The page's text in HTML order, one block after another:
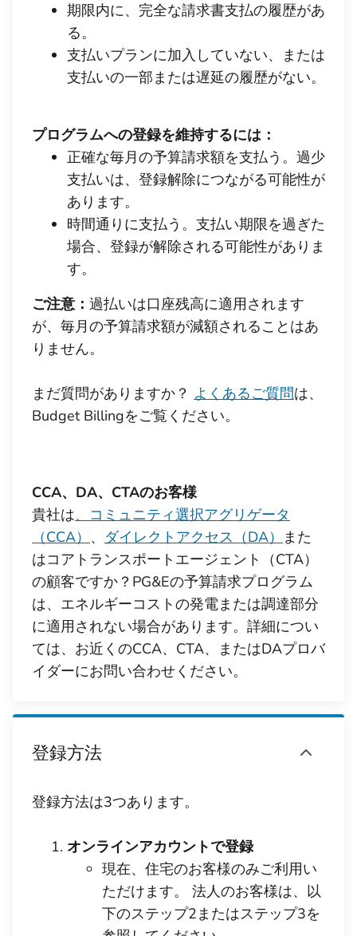
期限内に、完全な請求書支払の履歴があ
る。
支払いプランに加入していない、または
支払いの一部または遅延の履歴がない。
プログラムへの登録を維持するには：
正確な毎月の予算請求額を支払う。過少
支払いは、登録解除につながる可能性が
あります。
時間通りに支払う。支払い期限を過ぎた
場合、登録が解除される可能性がありま
す。
ご注意： 過払いは口座残高に適用されます
が、毎月の予算請求額が減額されることはあ
りません。
まだ質問がありますか？ よくあるご質問は、
Budget Billingをご覧ください。
CCA、DA、CTAのお客様
貴社は、コミュニティ選択アグリゲータ
（CCA） 、 ダイレクトアクセス（DA） また
はコアトランスポートエージェント（CTA）
の顧客ですか？PG&Eの予算請求プログラム
は、エネルギーコストの発電または調達部分
に適用されない場合があります。詳細につい
ては、お近くのCCA、CTA、またはDAプロバ
イダーにお問い合わせください。
登録方法
登録方法は3つあります。
オンラインアカウントで登録
現在、住宅のお客様のみご利用い
ただけます。 法人のお客様は、以
下のステップ2またはステップ3を